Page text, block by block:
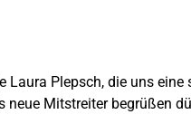
Plepsch, die uns
Mitstreiter begrüßen